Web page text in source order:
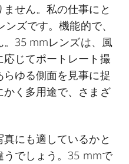
せん。私の仕事にと
ズです。機能的で、
。35 mmレンズは、風
じてポートレート撮
ゆる側面を見事に捉
かく多用途で、さまざ
にも適しているかと
うでしょう。35 mmで